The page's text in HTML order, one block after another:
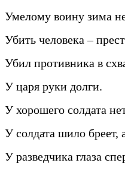
Умелому воину зима
Убить человека –
Убил противника в
У царя руки долги.
У хорошего солдата
У солдата шило бреет,
У разведчика глаза